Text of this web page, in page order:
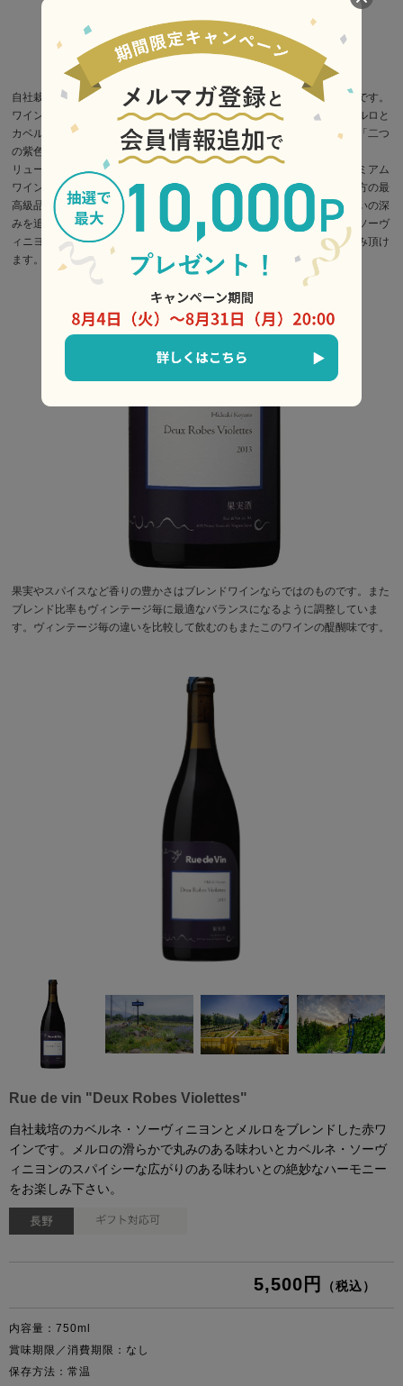
自社栽培のカベルネ・ソーヴィニヨンとメルロをブレンドした赤ワインです。
ワインのスタイルはフランス・ボルドー地方ワインを連想させます。メルロと
カベルネソーヴィニヨンというボルドーの偉大な紫色に輝く葡萄の房を「二つ
の紫色のドレス」に見立てたことが名前の由来です。
リュードヴァンではボルドースタイルワインの頂点として長野県のプレミアム
ワインとして定評のあるメルロ単一の使用ではなく、同じくボルドー地方の最
高級品種であるカベルネ・ソーヴィニヨンとブレンドすることで、味わいの深
みを追及しています。メルローの滑らかで丸みのある味わい、カベルネソーヴ
ィニヨンのスパイシー広がりのある味わいの絶妙なハーモニーをお楽しみ頂け
ます。
果実やスパイスなど香りの豊かさはブレンドワインならではのものです。また
ブレンド比率もヴィンテージ毎に最適なバランスになるように調整していま
す。ヴィンテージ毎の違いを比較して飲むのもまたこのワインの醍醐味です。
Rue de vin "Deux Robes Violettes"
自社栽培のカベルネ・ソーヴィニヨンとメルロをブレンドした赤ワ
インです。メルロの滑らかで丸みのある味わいとカベルネ・ソーヴ
ィニヨンのスパイシーな広がりのある味わいとの絶妙なハーモニー
をお楽しみ下さい。
5,500円 （税込）
内容量：750ml
賞味期限／消費期限：なし
保存方法：常温